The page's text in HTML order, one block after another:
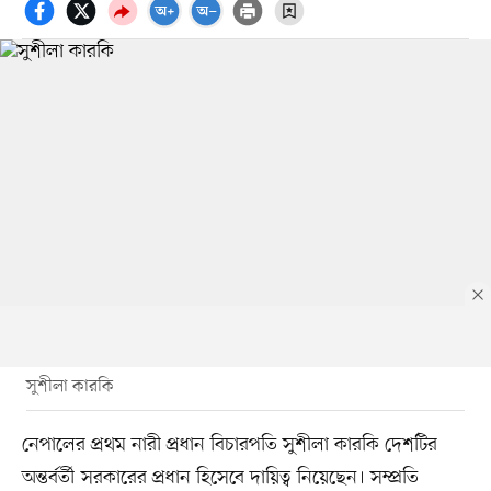
সুশীলা কারকি
নেপালের প্রথম নারী প্রধান বিচারপতি সুশীলা কারকি দেশটির
অন্তর্বর্তী সরকারের প্রধান হিসেবে দায়িত্ব নিয়েছেন। সম্প্রতি